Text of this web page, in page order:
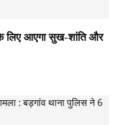
लिए आएगा सुख-शांति और